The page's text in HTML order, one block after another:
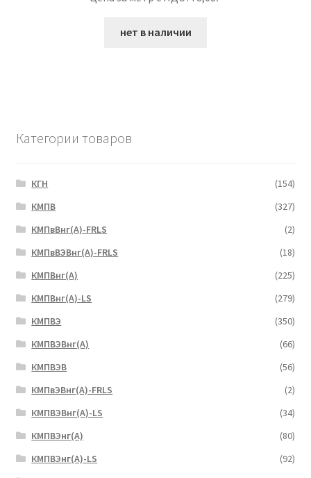
нет в наличии
Категории товаров
КГН
(154)
КМПВ
(327)
КМПвВнг(А)-FRLS
(2)
КМПвВЭВнг(А)-FRLS
(18)
КМПВнг(А)
(225)
КМПВнг(А)-LS
(279)
КМПВЭ
(350)
КМПВЭBнг(А)
(66)
КМПВЭВ
(56)
КМПвЭВнг(А)-FRLS
(2)
КМПВЭВнг(А)-LS
(34)
КМПВЭнг(А)
(80)
КМПВЭнг(А)-LS
(92)